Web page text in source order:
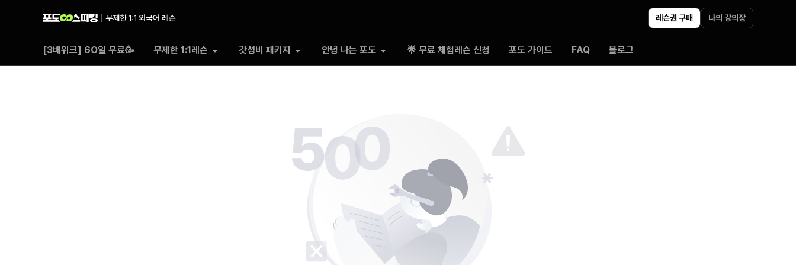
레슨권 구매 나의 강의장
[3배위크] 6O일 무료🥳 무제한 1:1레슨 갓성비 패키지 안녕 나는 포도 🌟 무료 체험레슨 신청 포도 가이드 FAQ 블로그